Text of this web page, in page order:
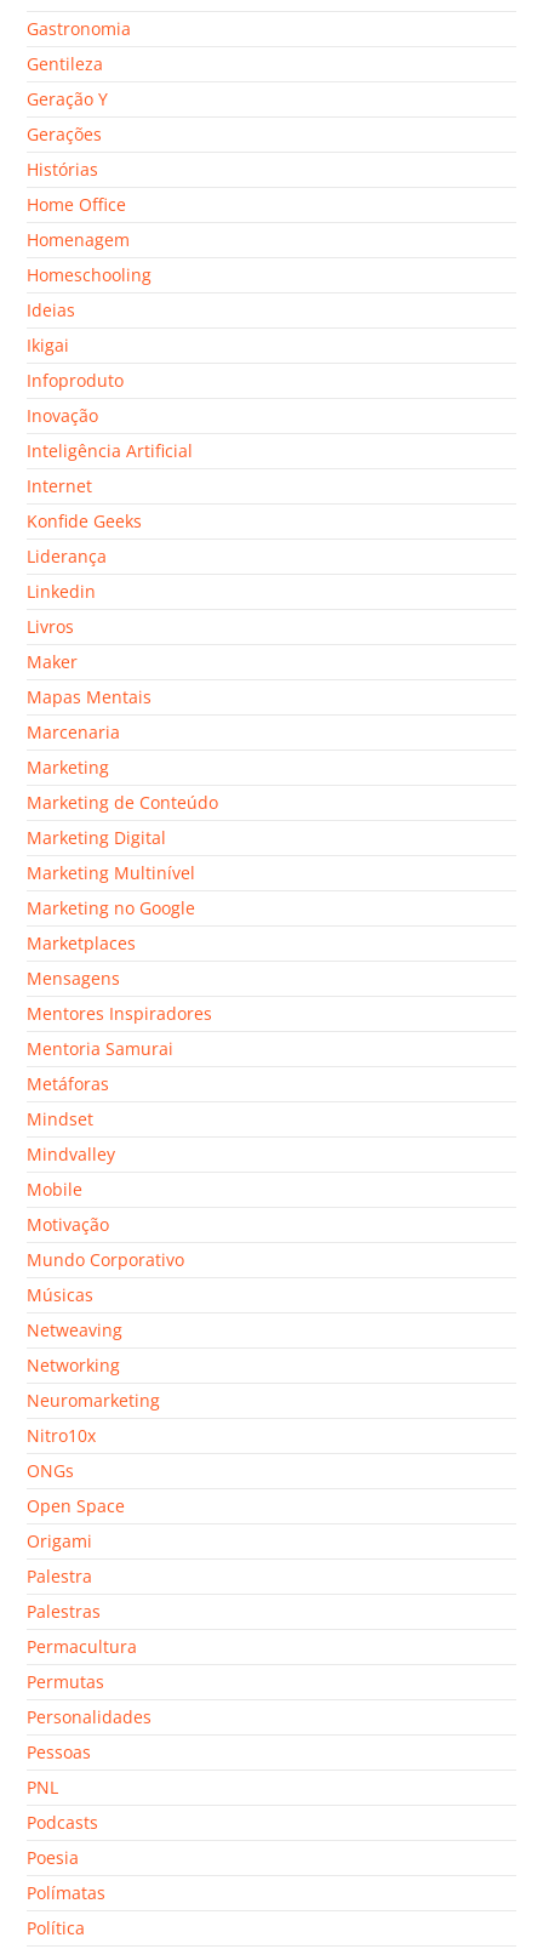
Gastronomia
Gentileza
Geração Y
Gerações
Histórias
Home Office
Homenagem
Homeschooling
Ideias
Ikigai
Infoproduto
Inovação
Inteligência Artificial
Internet
Konfide Geeks
Liderança
Linkedin
Livros
Maker
Mapas Mentais
Marcenaria
Marketing
Marketing de Conteúdo
Marketing Digital
Marketing Multinível
Marketing no Google
Marketplaces
Mensagens
Mentores Inspiradores
Mentoria Samurai
Metáforas
Mindset
Mindvalley
Mobile
Motivação
Mundo Corporativo
Músicas
Netweaving
Networking
Neuromarketing
Nitro10x
ONGs
Open Space
Origami
Palestra
Palestras
Permacultura
Permutas
Personalidades
Pessoas
PNL
Podcasts
Poesia
Polímatas
Política